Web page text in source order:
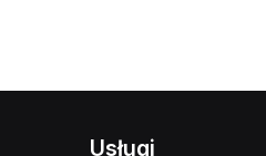
Usługi